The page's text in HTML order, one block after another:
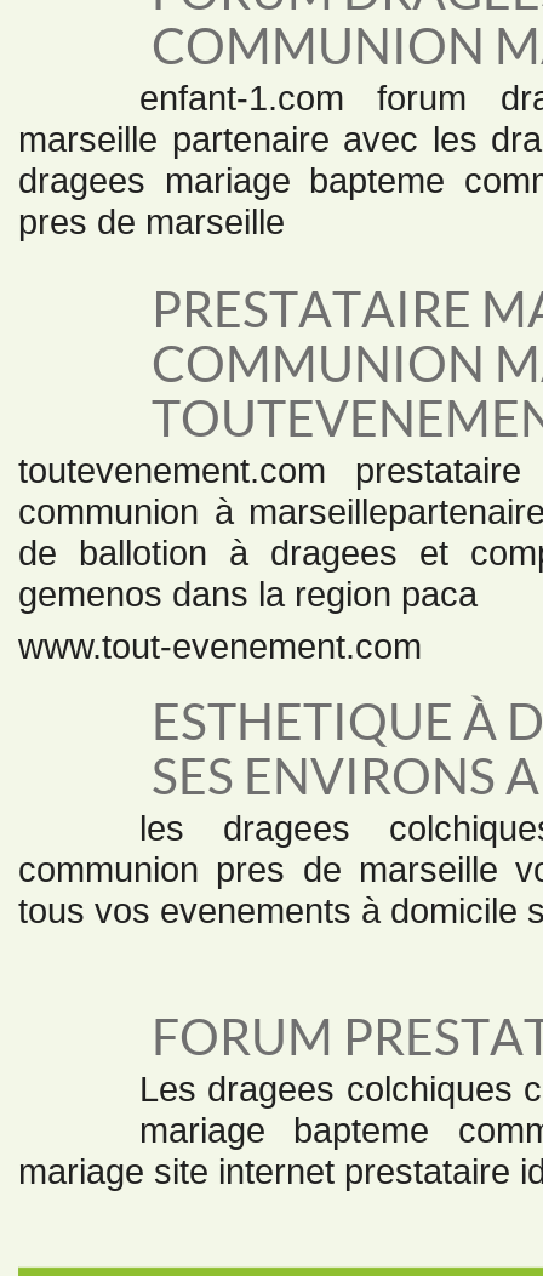
COMMUNION
enfant-1.com forum
marseille partenaire avec les
dragees mariage bapteme
pres de marseille
PRESTATAIRE
COMMUNION
toutevenement.com
communion à
de ballotion à dragees et
gemenos dans la region paca
www.tout-evenement.com
ESTHETIQUE À
SES ENVIRONS
les dragees
communion pres de marseille
tous vos evenements à domicile
FORUM
Les dragees colchiques
mariage bapteme
mariage site internet prestataire